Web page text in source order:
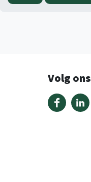
Volg ons